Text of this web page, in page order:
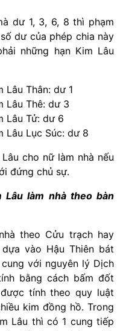
dư 1, 3, 6, 8 thì phạm
dư của phép chia này
những hạn Kim Lâu
Lâu Thân: dư 1
Lâu Thê: dư 3
Lâu Tử: dư 6
Lâu Lục Súc: dư 8
cho nữ làm nhà nếu
đứng chủ sự.
Lâu làm nhà theo bàn
theo Cửu trạch hay
vào Hậu Thiên bát
với nguyên lý Dịch
bằng cách bấm đốt
tính theo quy luật
kim đồng hồ. Trong
Lâu thì có 1 cung tiếp